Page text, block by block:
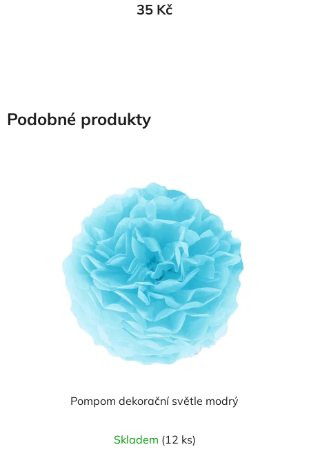
35 Kč
Podobné produkty
Pompom dekorační světle modrý
Skladem (12 ks)